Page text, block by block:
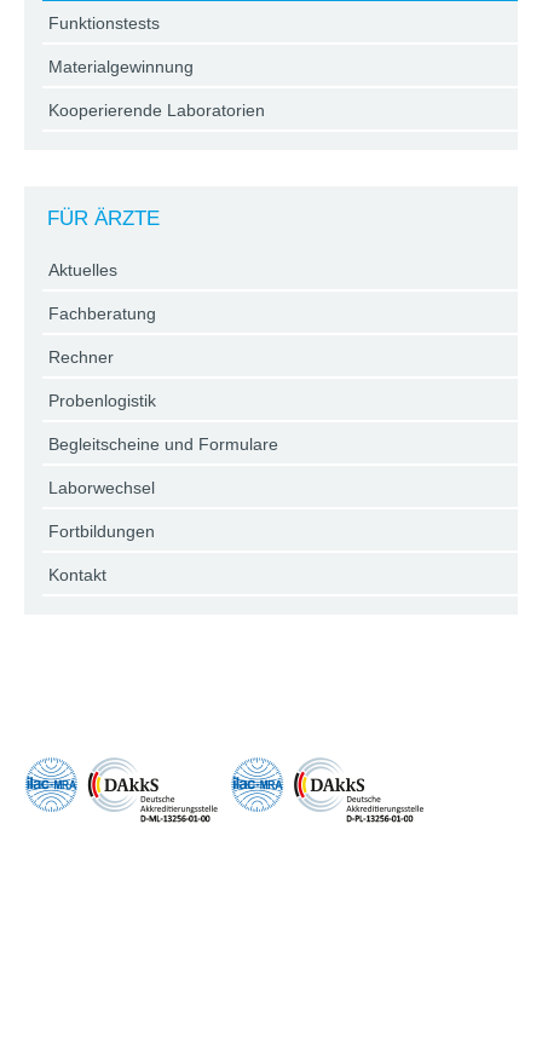
Funktionstests
Materialgewinnung
Kooperierende Laboratorien
FÜR ÄRZTE
Aktuelles
Fachberatung
Rechner
Probenlogistik
Begleitscheine und Formulare
Laborwechsel
Fortbildungen
Kontakt